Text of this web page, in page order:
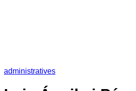
administratives